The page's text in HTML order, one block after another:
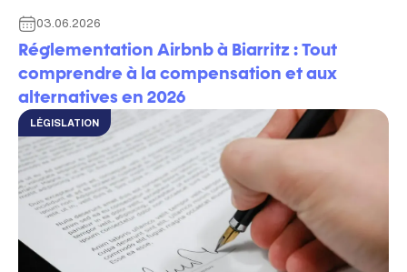
03.06.2026
Réglementation Airbnb à Biarritz : Tout
comprendre à la compensation et aux
alternatives en 2026
LÉGISLATION